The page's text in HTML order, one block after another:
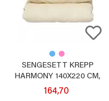
SENGESETT KREPP
HARMONY 140X220 CM,
GUL
164,70